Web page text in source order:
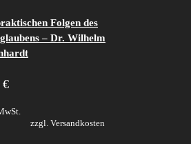
Folgen des
– Dr. Wilhelm
€
zzgl. Versandkosten